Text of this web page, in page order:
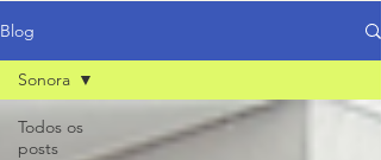
Blog
Todos os
posts
Sonora